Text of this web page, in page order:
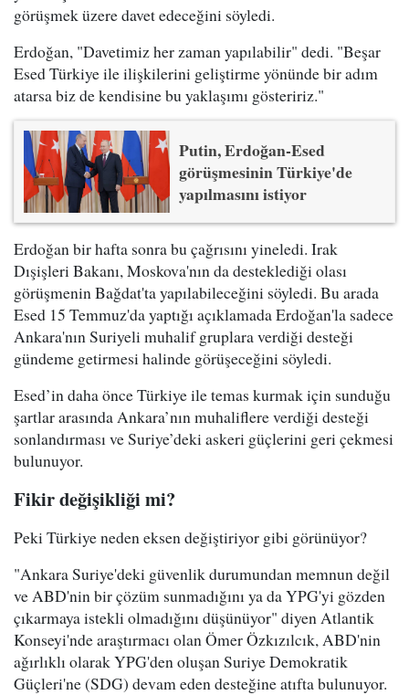
görüşmek üzere davet edeceğini söyledi.
Erdoğan, "Davetimiz her zaman yapılabilir" dedi. "Beşar
Esed Türkiye ile ilişkilerini geliştirme yönünde bir adım
atarsa biz de kendisine bu yaklaşımı gösteririz."
Putin, Erdoğan-Esed
görüşmesinin Türkiye'de
yapılmasını istiyor
Erdoğan bir hafta sonra bu çağrısını yineledi. Irak
Dışişleri Bakanı, Moskova'nın da desteklediği olası
görüşmenin Bağdat'ta yapılabileceğini söyledi. Bu arada
Esed 15 Temmuz'da yaptığı açıklamada Erdoğan'la sadece
Ankara'nın Suriyeli muhalif gruplara verdiği desteği
gündeme getirmesi halinde görüşeceğini söyledi.
Esed’in daha önce Türkiye ile temas kurmak için sunduğu
şartlar arasında Ankara’nın muhaliflere verdiği desteği
sonlandırması ve Suriye’deki askeri güçlerini geri çekmesi
bulunuyor.
Fikir değişikliği mi?
Peki Türkiye neden eksen değiştiriyor gibi görünüyor?
"Ankara Suriye'deki güvenlik durumundan memnun değil
ve ABD'nin bir çözüm sunmadığını ya da YPG'yi gözden
çıkarmaya istekli olmadığını düşünüyor" diyen Atlantik
Konseyi'nde araştırmacı olan Ömer Özkızılcık, ABD'nin
ağırlıklı olarak YPG'den oluşan Suriye Demokratik
Güçleri'ne (SDG) devam eden desteğine atıfta bulunuyor.